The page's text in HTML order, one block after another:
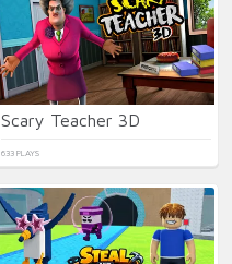
Scary Teacher 3D
633 PLAYS